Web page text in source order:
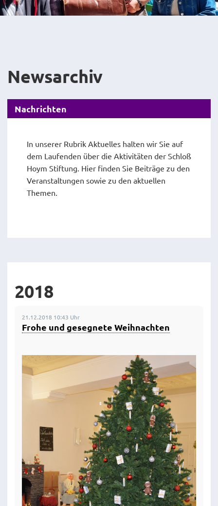
Newsarchiv
Nachrichten
In unserer Rubrik Aktuelles halten wir Sie auf
dem Laufenden über die Aktivitäten der Schloß
Hoym Stiftung. Hier finden Sie Beiträge zu den
Veranstaltungen sowie zu den aktuellen
Themen.
2018
21.12.2018 10:43 Uhr
Frohe und gesegnete Weihnachten